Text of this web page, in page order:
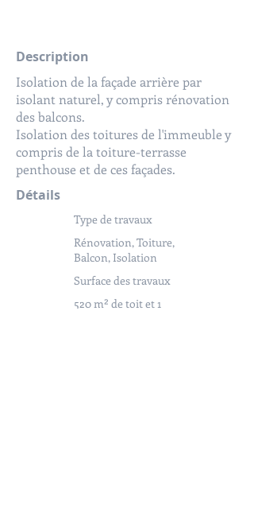
Description
Isolation de la façade arrière par
isolant naturel, y compris rénovation
des balcons.
Isolation des toitures de l'immeuble y
compris de la toiture-terrasse
penthouse et de ces façades.
Détails
Type de travaux
Rénovation, Toiture,
Balcon, Isolation
Surface des travaux
520 m² de toit et 1